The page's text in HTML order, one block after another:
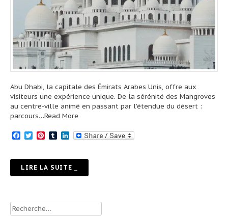
Abu Dhabi, la capitale des Émirats Arabes Unis, offre aux
visiteurs une expérience unique. De la sérénité des Mangroves
au centre-ville animé en passant par l’étendue du désert :
parcours…Read More
Facebook
TwitterPinterest
TumblrLinkedIn
LIRE LA SUITE _
Rechercher :